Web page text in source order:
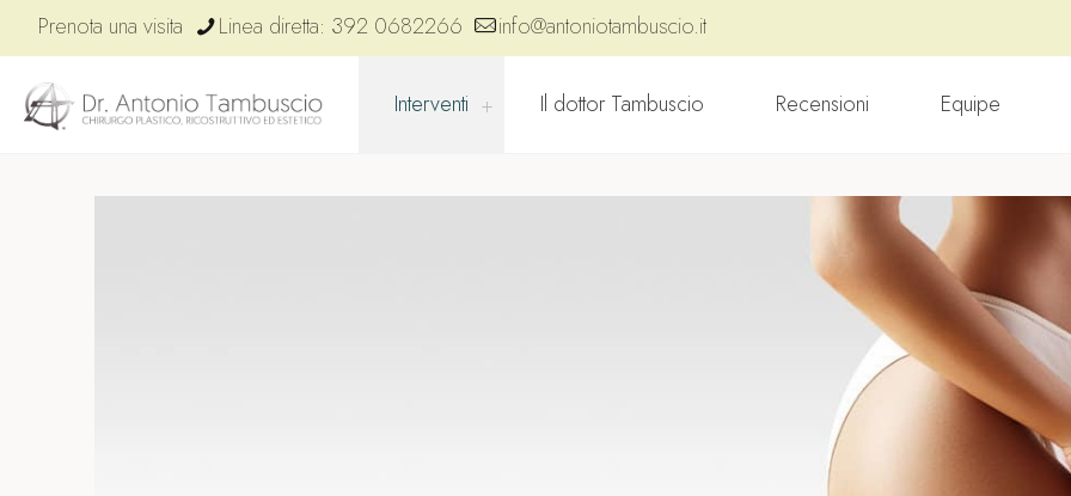
Prenota una visita Linea diretta: 392 0682266 info@antoniotambuscio.it
Interventi Il dottor Tambuscio Recensioni Equipe